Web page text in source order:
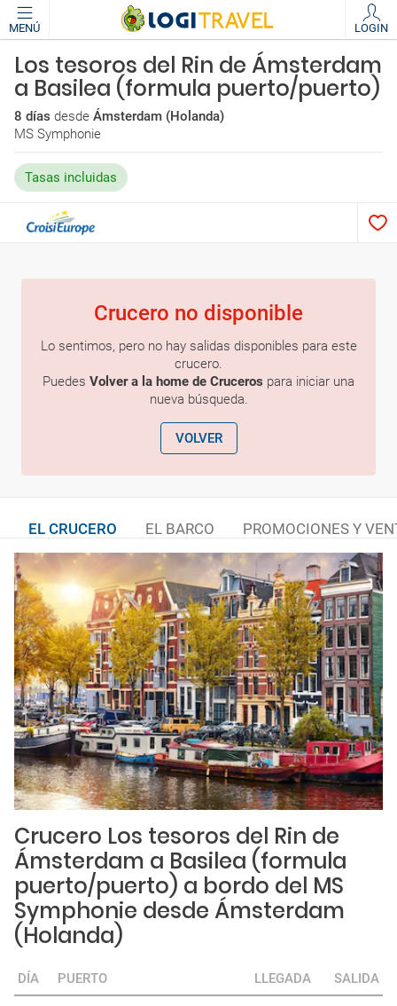
MENÚ LOGIN
Los tesoros del Rin de Ámsterdam
a Basilea (formula puerto/puerto)
8 días desde Ámsterdam (Holanda)
MS Symphonie
Tasas incluidas
Crucero no disponible
Lo sentimos, pero no hay salidas disponibles para este
crucero.
Puedes Volver a la home de Cruceros para iniciar una
nueva búsqueda.
VOLVER
EL CRUCERO EL BARCO PROMOCIONES Y
Crucero Los tesoros del Rin de
Ámsterdam a Basilea (formula
puerto/puerto) a bordo del MS
Symphonie desde Ámsterdam
(Holanda)
DÍA PUERTO LLEGADA SALIDA